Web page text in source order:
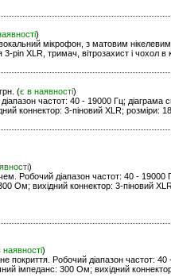
)
мікрофон, з матовим
pin XLR, тримач, вітрозахист і чохол в
грн. (є в наявності)
частот: 40 - 19000 Гц; діаграма
коннектор: 3-піновий XLR; розміри:
)
Робочий діапазон частот: 40 - 19000
Ом; вихідний коннектор: 3-піновий
наявності)
покриття. Робочий діапазон частот: 40
імпеданс: 300 Ом; вихідний